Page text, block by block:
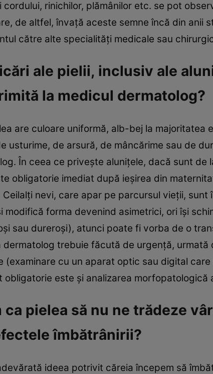
cordului, rinichilor, plămânilor etc. se pot
de altfel, învaţă aceste semne încă din anii
către alte specialităţi medicale sau
ale pielii, inclusiv ale
la medicul dermatolog?
are culoare uniformă, alb-bej la majoritatea
usturime, de arsură, de mâncărime sau de
În ceea ce priveşte aluniţele, dacă sunt
obligatorie imediat după ieşirea din
Ceilalţi nevi, care apar pe parcursul vieţii,
modifică forma devenind asimetrici, ori îşi
sau dureroşi), atunci poate fi vorba de o
dermatolog trebuie făcută de urgenţă,
(examinare cu un aparat optic sau digital
obligatorie este şi analizarea morfopatologică
ca pielea să nu ne trădeze
îmbătrânirii?
ideea potrivit căreia începem să